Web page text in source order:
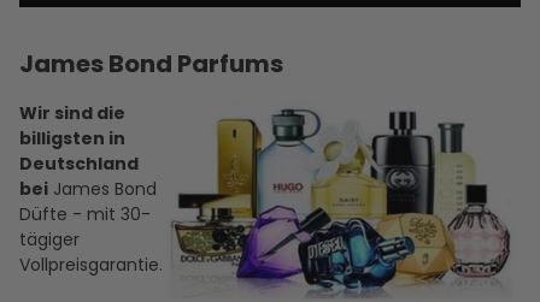
James Bond Parfums
Wir sind die
billigsten in
Deutschland
bei James Bond
Düfte - mit 30-
tägiger
Vollpreisgarantie.